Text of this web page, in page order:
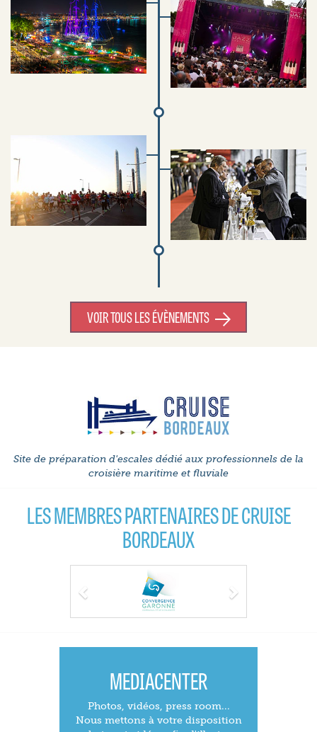
VOIR TOUS LES ÉVÈNEMENTS
Site de préparation d'escales dédié aux professionnels de la
croisière maritime et fluviale
LES MEMBRES PARTENAIRES DE CRUISE
BORDEAUX
MEDIACENTER
Photos, vidéos, press room...
Nous mettons à votre disposition